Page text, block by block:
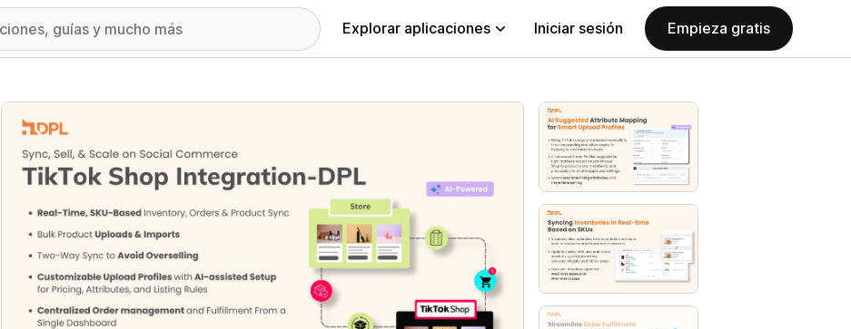
Explorar aplicaciones Iniciar sesión Empieza gratis
Galería de imágenes destacadas